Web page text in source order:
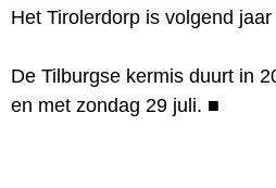
Het Tirolerdorp is volgend
De Tilburgse kermis duurt in
en met zondag 29 juli. ■